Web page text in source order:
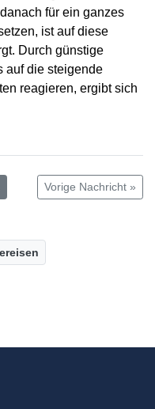
für ein ganzes
ist auf diese
Durch günstige
auf die steigende
reagieren, ergibt sich
Vorige Nachricht »